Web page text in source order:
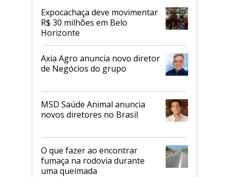
Expocachaça deve movimentar
R$ 30 milhões em Belo
Horizonte
Axia Agro anuncia novo diretor
de Negócios do grupo
MSD Saúde Animal anuncia
novos diretores no Brasil
O que fazer ao encontrar
fumaça na rodovia durante
uma queimada